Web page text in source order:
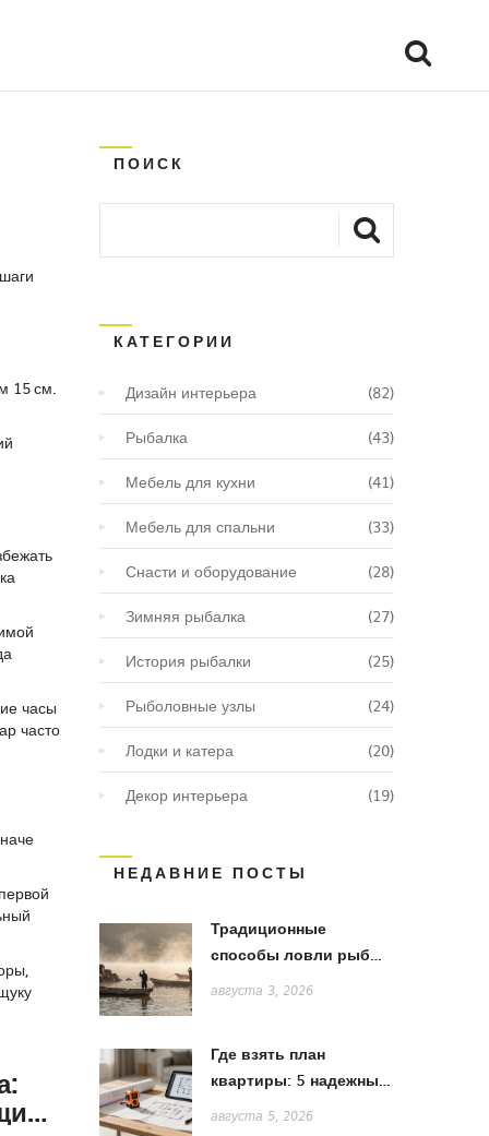
15 см.
часы
часто
ПОИСК
КАТЕГОРИИ
Дизайн интерьера (82)
Рыбалка (43)
Мебель для кухни (41)
Мебель для спальни (33)
Снасти и оборудование (28)
Зимняя рыбалка (27)
История рыбалки (25)
Рыболовные узлы (24)
Лодки и катера (20)
Декор интерьера (19)
НЕДАВНИЕ ПОСТЫ
Традиционные
способы ловли рыбы
в Японии: от жаберных
августа 3, 2026
Где взять план
квартиры: 5 надежных
способов получить
августа 5, 2026